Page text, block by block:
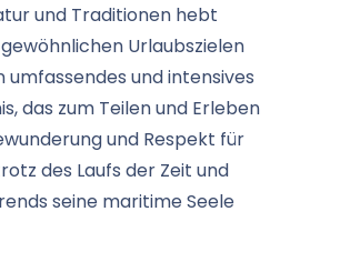
und Traditionen hebt
Urlaubszielen
umfassendes und intensives
das zum Teilen und Erleben
und Respekt für
des Laufs der Zeit und
seine maritime Seele